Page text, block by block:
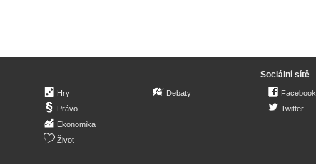
Hry
Právo
Ekonomika
Život
Debaty
Sociální sítě
Facebook
Twitter